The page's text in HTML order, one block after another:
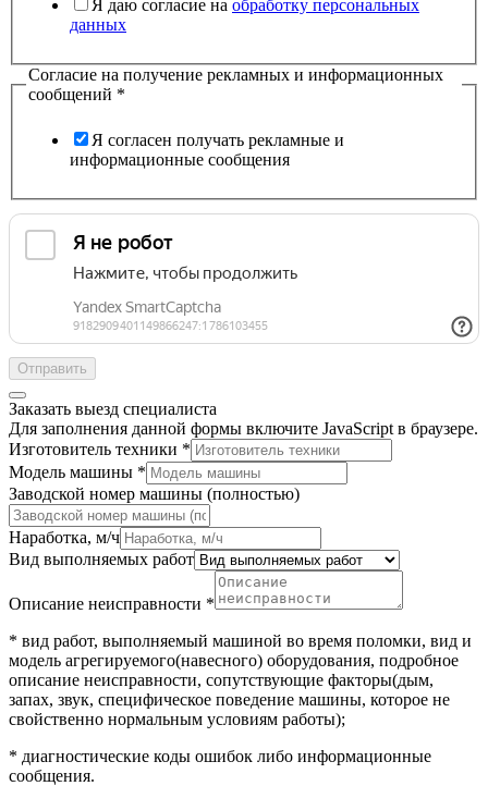
Я даю согласие на обработку персональных
данных
Согласие на получение рекламных и информационных
сообщений *
Я согласен получать рекламные и
информационные сообщения
Отправить
Заказать выезд специалиста
Для заполнения данной формы включите JavaScript в браузере.
Изготовитель техники *
Модель машины *
Заводской номер машины (полностью)
Наработка, м/ч
Вид выполняемых работ
Описание неисправности *
* вид работ, выполняемый машиной во время поломки, вид и
модель агрегируемого(навесного) оборудования, подробное
описание неисправности, сопутствующие факторы(дым,
запах, звук, специфическое поведение машины, которое не
свойственно нормальным условиям работы);
* диагностические коды ошибок либо информационные
сообщения.